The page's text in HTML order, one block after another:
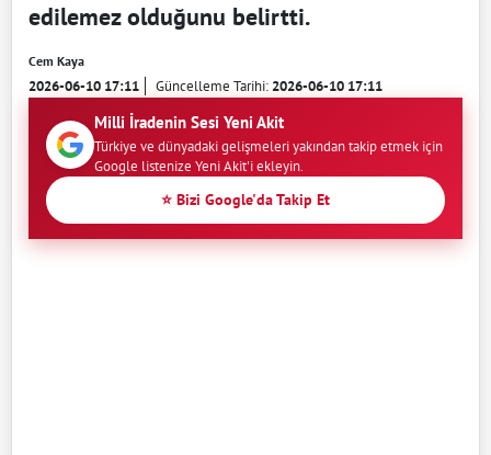
edilemez olduğunu belirtti.
Cem Kaya
2026-06-10 17:11 Güncelleme Tarihi:2026-06-10 17:11
Milli İradenin Sesi Yeni Akit
Türkiye ve dünyadaki gelişmeleri yakından takip etmek için
Google listenize Yeni Akit'i ekleyin.
⭐ Bizi Google'da Takip Et